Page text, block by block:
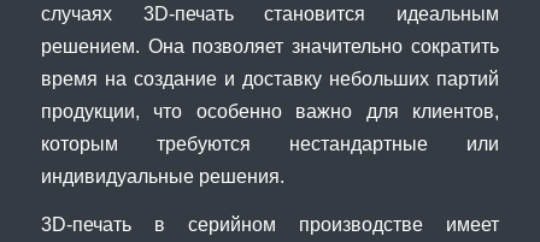
случаях 3D-печать становится идеальным
решением. Она позволяет значительно сократить
время на создание и доставку небольших партий
продукции, что особенно важно для клиентов,
которым требуются нестандартные или
индивидуальные решения.
3D-печать в серийном производстве имеет